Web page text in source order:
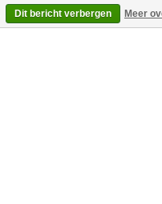
Dit bericht verbergen Meer